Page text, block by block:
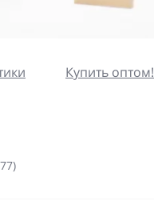
Купить оптом!